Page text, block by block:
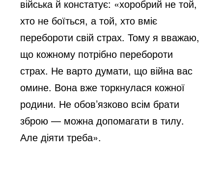
війська й констатує: «хоробрий не той,
хто не боїться, а той, хто вміє
перебороти свій страх. Тому я вважаю,
що кожному потрібно перебороти
страх. Не варто думати, що війна вас
омине. Вона вже торкнулася кожної
родини. Не обов’язково всім брати
зброю — можна допомагати в тилу.
Але діяти треба».